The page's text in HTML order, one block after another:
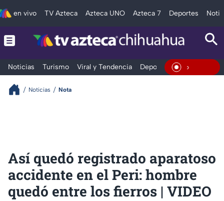
en vivo TV Azteca Azteca UNO Azteca 7 Deportes
Noticias Turismo Viral y Tendencia Deportes Espectáculos
En Vivo
Noticias Nota
Así quedó registrado aparatoso
accidente en el Peri: hombre
quedó entre los fierros | VIDEO